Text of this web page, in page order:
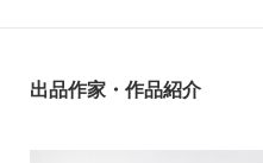
出品作家・作品紹介